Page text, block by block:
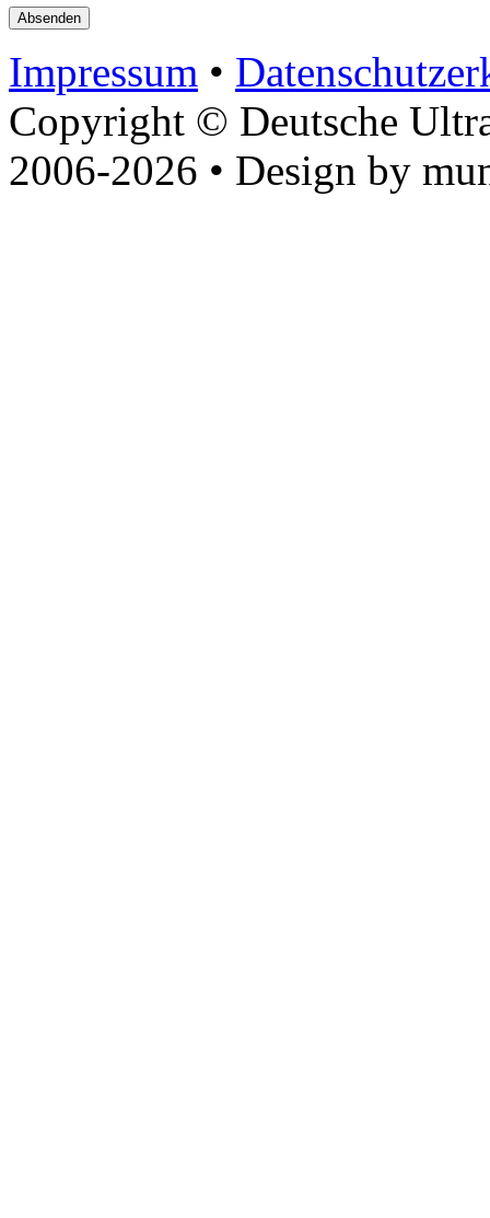
Impressum •
Copyright © Deutsche
2006-2026 • Design by